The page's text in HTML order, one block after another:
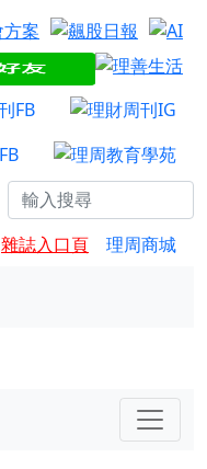
雜誌入口頁 理周商城